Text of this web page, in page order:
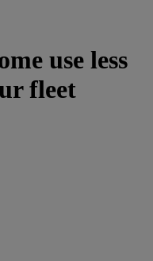
use less
fleet